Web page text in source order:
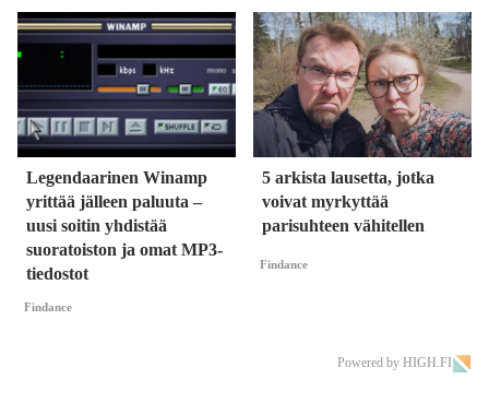
Legendaarinen Winamp
yrittää jälleen paluuta –
uusi soitin yhdistää
suoratoiston ja omat MP3-
tiedostot
Findance
5 arkista lausetta, jotka
voivat myrkyttää
parisuhteen vähitellen
Findance
Powered by HIGH.FI